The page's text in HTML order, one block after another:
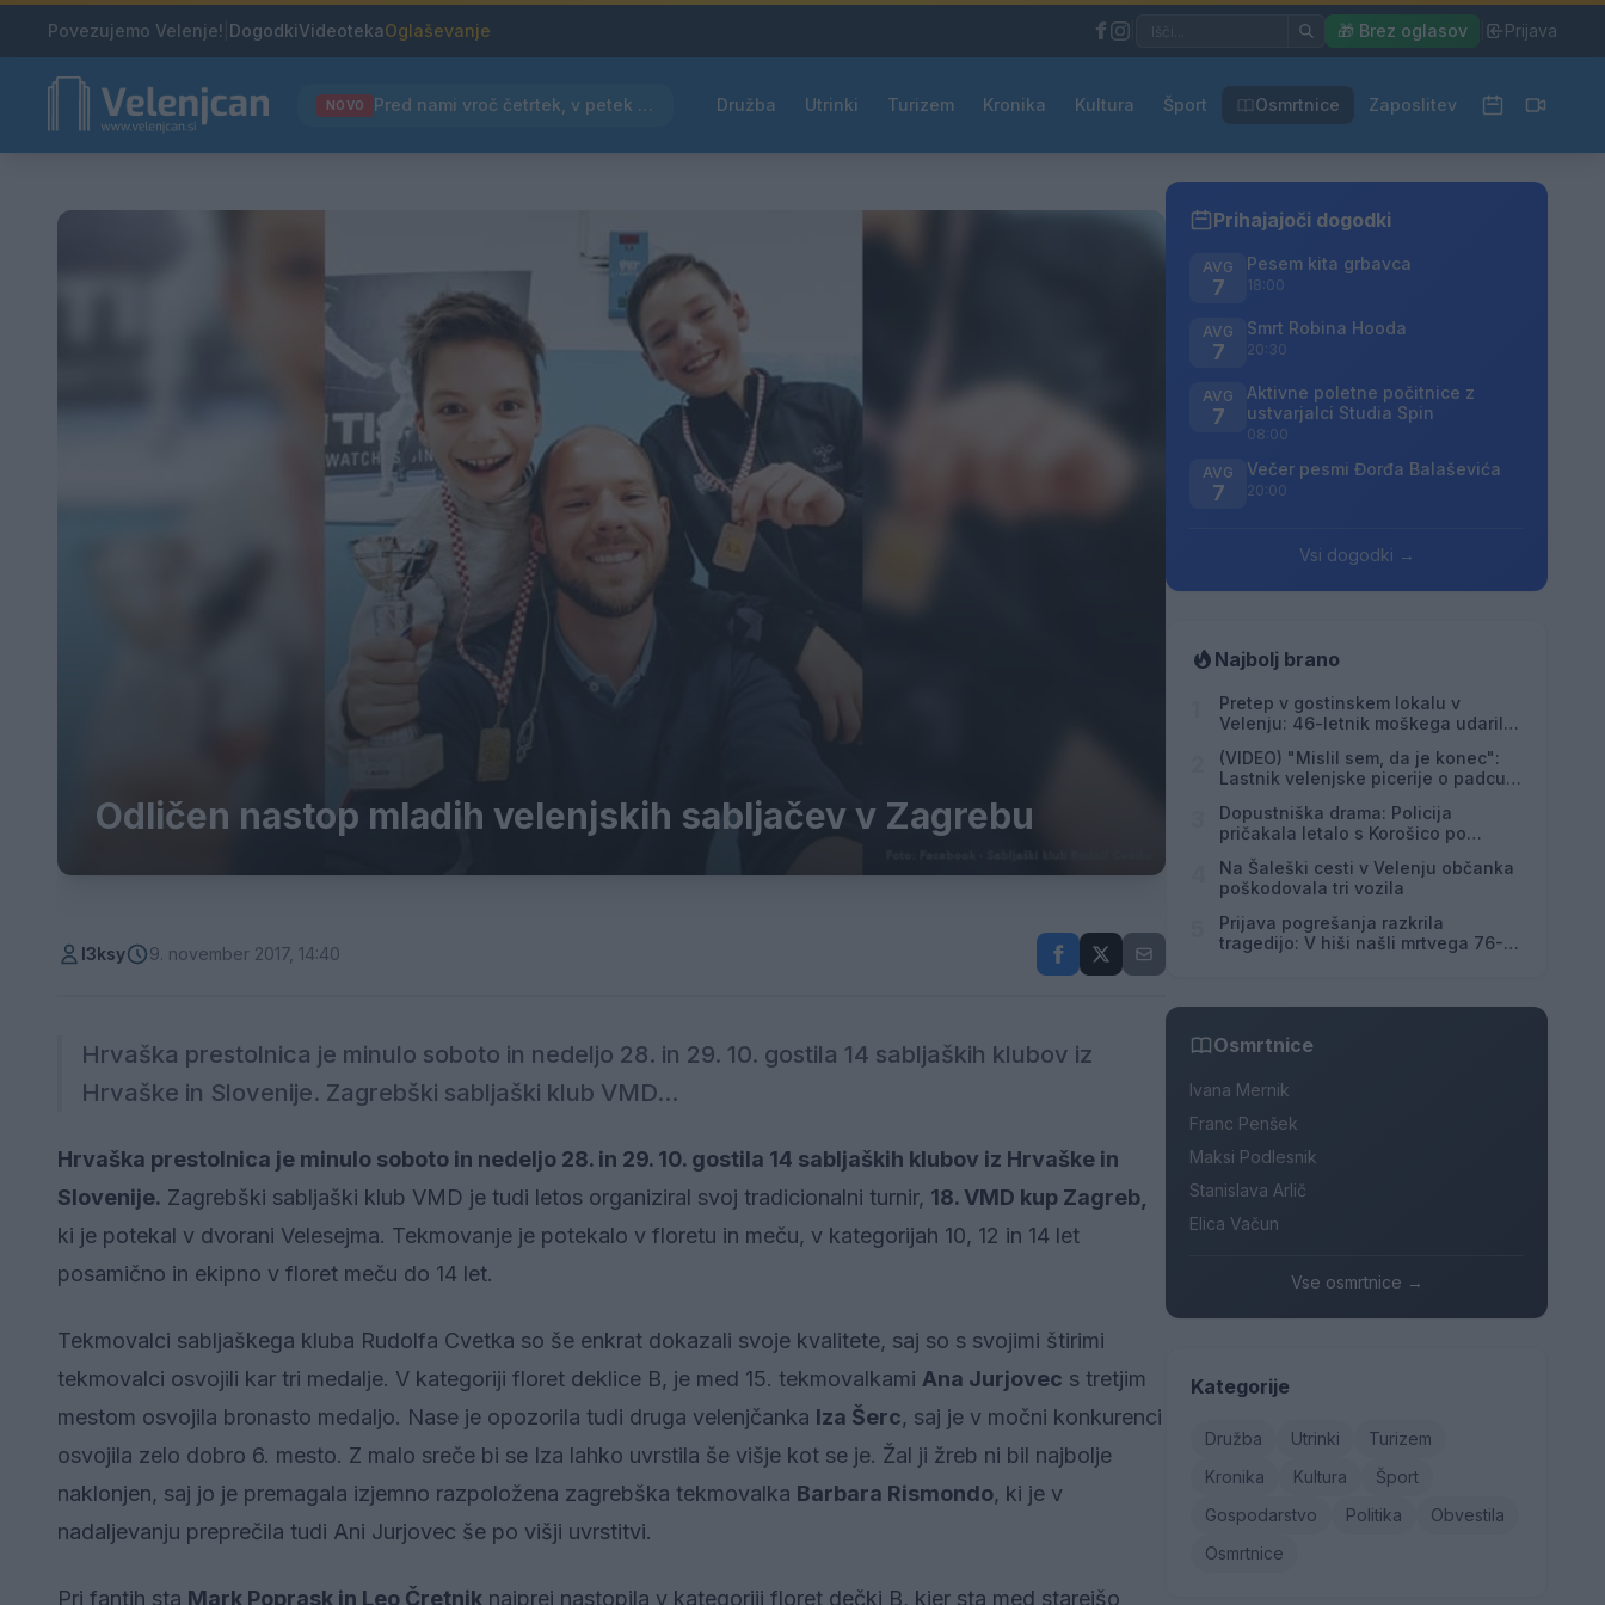
Povezujemo Velenje! DogodkiVideotekaOglaševanje 🎁 Brez oglasov Prijava
NOVO Pred nami vroč četrtek, v petek osvežitev Družba Utrinki Turizem Kronika Kultura Šport Osmrtnice Zaposlitev
Odličen nastop mladih velenjskih sabljačev v Zagrebu
l3ksy 9. november 2017, 14:40
Hrvaška prestolnica je minulo soboto in nedeljo 28. in 29. 10. gostila 14 sabljaških klubov iz
Hrvaške in Slovenije. Zagrebški sabljaški klub VMD...
Hrvaška prestolnica je minulo soboto in nedeljo 28. in 29. 10. gostila 14 sabljaških klubov iz Hrvaške in
Slovenije. Zagrebški sabljaški klub VMD je tudi letos organiziral svoj tradicionalni turnir, 18. VMD kup Zagreb,
ki je potekal v dvorani Velesejma. Tekmovanje je potekalo v floretu in meču, v kategorijah 10, 12 in 14 let
posamično in ekipno v floret meču do 14 let.
Tekmovalci sabljaškega kluba Rudolfa Cvetka so še enkrat dokazali svoje kvalitete, saj so s svojimi štirimi
tekmovalci osvojili kar tri medalje. V kategoriji floret deklice B, je med 15. tekmovalkami Ana Jurjovec s tretjim
mestom osvojila bronasto medaljo. Nase je opozorila tudi druga velenjčanka Iza Šerc, saj je v močni konkurenci
osvojila zelo dobro 6. mesto. Z malo sreče bi se Iza lahko uvrstila še višje kot se je. Žal ji žreb ni bil najbolje
naklonjen, saj jo je premagala izjemno razpoložena zagrebška tekmovalka Barbara Rismondo, ki je v
nadaljevanju preprečila tudi Ani Jurjovec še po višji uvrstitvi.
Pri fantih sta Mark Poprask in Leo Čretnik najprej nastopila v kategoriji floret dečki B, kjer sta med starejšo
Prihajajoči dogodki
AVG
7
Pesem kita grbavca
18:00
AVG
7
Smrt Robina Hooda
20:30
AVG
7
Aktivne poletne počitnice z
ustvarjalci Studia Spin
08:00
AVG
7
Večer pesmi Đorđa Balaševića
20:00
Vsi dogodki →
Najbolj brano
Pretep v gostinskem lokalu v
Velenju: 46-letnik moškega udaril s
(VIDEO) "Mislil sem, da je konec":
Lastnik velenjske picerije o padcu s
Dopustniška drama: Policija
pričakala letalo s Korošico po
Na Šaleški cesti v Velenju občanka
poškodovala tri vozila
Prijava pogrešanja razkrila
tragedijo: V hiši našli mrtvega 76-
Osmrtnice
Ivana Mernik
Franc Penšek
Maksi Podlesnik
Stanislava Arlič
Elica Vačun
Vse osmrtnice →
Kategorije
Družba Utrinki
Turizem
Kronika
Kultura
Šport
Gospodarstvo
Politika
Obvestila
Osmrtnice